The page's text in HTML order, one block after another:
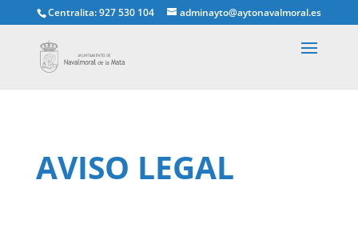
Centralita: 927 530 104 adminayto@aytonavalmoral.es
AVISO LEGAL